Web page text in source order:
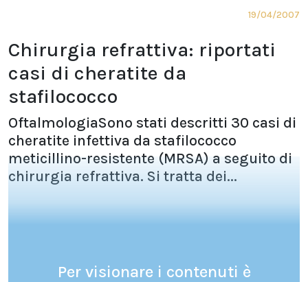
19/04/2007
Chirurgia refrattiva: riportati
casi di cheratite da
stafilococco
OftalmologiaSono stati descritti 30 casi di
cheratite infettiva da stafilococco
meticillino-resistente (MRSA) a seguito di
chirurgia refrattiva. Si tratta dei...
Per visionare i contenuti è